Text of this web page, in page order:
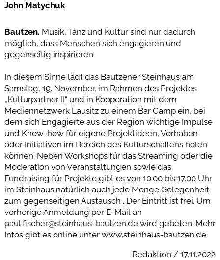
John Matychuk
Bautzen. Musik, Tanz und Kultur sind nur dadurch
möglich, dass Menschen sich engagieren und
gegenseitig inspirieren.
In diesem Sinne lädt das Bautzener Steinhaus am
Samstag, 19. November, im Rahmen des Projektes
„Kulturpartner II“ und in Kooperation mit dem
Mediennetzwerk Lausitz zu einem Bar Camp ein, bei
dem sich Engagierte aus der Region wichtige Impulse
und Know-how für eigene Projektideen, Vorhaben
oder Initiativen im Bereich des Kulturschaffens holen
können. Neben Workshops für das Streaming oder die
Moderation von Veranstaltungen sowie das
Fundraising für Projekte gibt es von 10.00 bis 17.00 Uhr
im Steinhaus natürlich auch jede Menge Gelegenheit
zum gegenseitigen Austausch . Der Eintritt ist frei. Um
vorherige Anmeldung per E-Mail an
paul.fischer@steinhaus-bautzen.de wird gebeten. Mehr
Infos gibt es online unter www.steinhaus-bautzen.de.
Redaktion / 17.11.2022